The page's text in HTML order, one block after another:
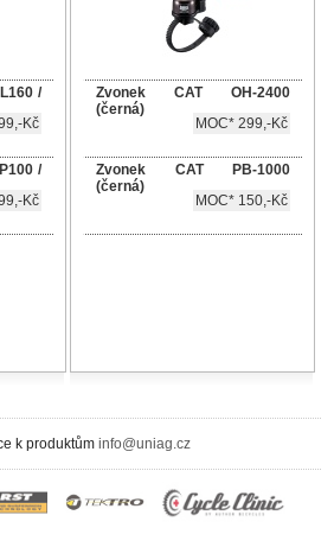
/
Kč
/
Kč
Zvonek CAT OH-2400
(černá)
MOC* 299,-Kč
Zvonek CAT PB-1000
(černá)
MOC* 150,-Kč
k produktům info@uniag.cz